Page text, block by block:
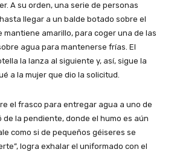
A su orden, una serie de personas
llegar a un balde botado sobre el
mantiene amarillo, para coger una de las
agua para mantenerse frías. El
la lanza al siguiente y, así, sigue la
a la mujer que dio la solicitud.
el frasco para entregar agua a uno de
de la pendiente, donde el humo es aún
como si de pequeños géiseres se
logra exhalar el uniformado con el